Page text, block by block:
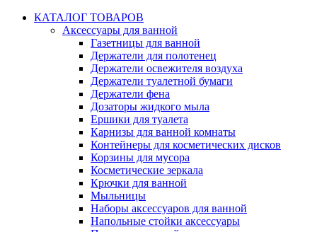
КАТАЛОГ ТОВАРОВ
Аксессуары для ванной
Газетницы для ванной
Держатели для полотенец
Держатели освежителя воздуха
Держатели туалетной бумаги
Держатели фена
Дозаторы жидкого мыла
Ершики для туалета
Карнизы для ванной комнаты
Контейнеры для косметических дисков
Корзины для мусора
Косметические зеркала
Крючки для ванной
Мыльницы
Наборы аксессуаров для ванной
Напольные стойки аксессуары